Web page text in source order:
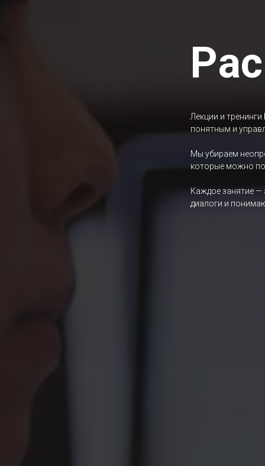
Лекции и
понятным и
Мы убираем
которые можно
Каждое занятие —
диалоги и